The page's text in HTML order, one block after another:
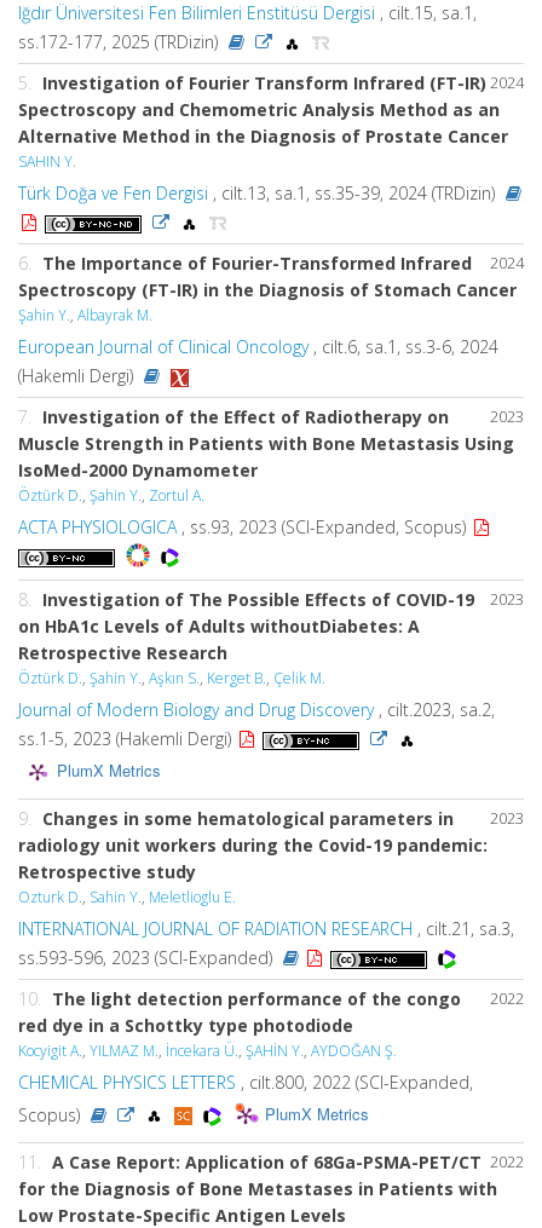
Iğdır Üniversitesi Fen Bilimleri Enstitüsü Dergisi , cilt.15, sa.1,
ss.172-177, 2025 (TRDizin)
2024
5. Investigation of Fourier Transform Infrared (FT-IR)
Spectroscopy and Chemometric Analysis Method as an
Alternative Method in the Diagnosis of Prostate Cancer
SAHIN Y.
Türk Doğa ve Fen Dergisi , cilt.13, sa.1, ss.35-39, 2024 (TRDizin)
2024
6. The Importance of Fourier-Transformed Infrared
Spectroscopy (FT-IR) in the Diagnosis of Stomach Cancer
Şahin Y., Albayrak M.
European Journal of Clinical Oncology, cilt.6, sa.1, ss.3-6, 2024
(Hakemli Dergi)
2023
7. Investigation of the Effect of Radiotherapy on
Muscle Strength in Patients with Bone Metastasis Using
IsoMed-2000 Dynamometer
Öztürk D., Şahin Y., Zortul A.
ACTA PHYSIOLOGICA, ss.93, 2023 (SCI-Expanded, Scopus)
2023
8.
Investigation of The Possible Effects of COVID-19
on HbA1c Levels of Adults withoutDiabetes: A
Retrospective Research
Öztürk D., Şahin Y., Aşkın S., Kerget B., Çelik M.
Journal of Modern Biology and Drug Discovery, cilt.2023, sa.2,
ss.1-5, 2023 (Hakemli Dergi)
PlumX Metrics
2023
9.
Changes in some hematological parameters in
radiology unit workers during the Covid-19 pandemic:
Retrospective study
Ozturk D., Sahin Y., Meletlioglu E.
INTERNATIONAL JOURNAL OF RADIATION RESEARCH , cilt.21, sa.3,
ss.593-596, 2023 (SCI-Expanded)
2022
10.
The light detection performance of the congo
red dye in a Schottky type photodiode
Kocyigit A., YILMAZ M., İncekara Ü., ŞAHİN Y., AYDOĞAN Ş.
CHEMICAL PHYSICS LETTERS , cilt.800, 2022 (SCI-Expanded,
Scopus)
PlumX Metrics
2022
11.
A Case Report: Application of 68Ga-PSMA-PET/CT
for the Diagnosis of Bone Metastases in Patients with
Low Prostate-Specific Antigen Levels